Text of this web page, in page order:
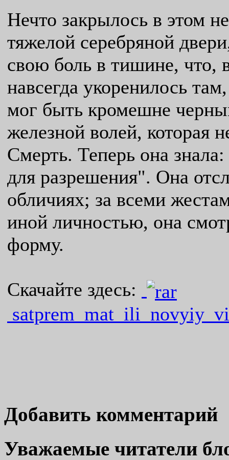
Нечто закрылось в этом
тяжелой серебряной
свою боль в тишине, что,
навсегда укоренилось
мог быть кромешне
железной волей, которая
Смерть. Теперь она
для разрешения". Она
обличиях; за всеми
иной личностью, она
форму.
Скачайте здесь:
Добавить комментарий
Уважаемые читатели